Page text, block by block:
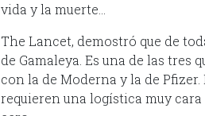
vida y la muerte…
The Lancet, demostró que de
de Gamaleya. Es una de las
con la de Moderna y la de
requieren una logística muy